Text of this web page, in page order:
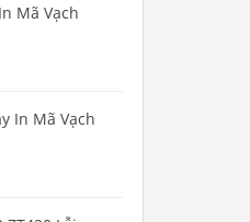
Mã Vạch
In Mã Vạch